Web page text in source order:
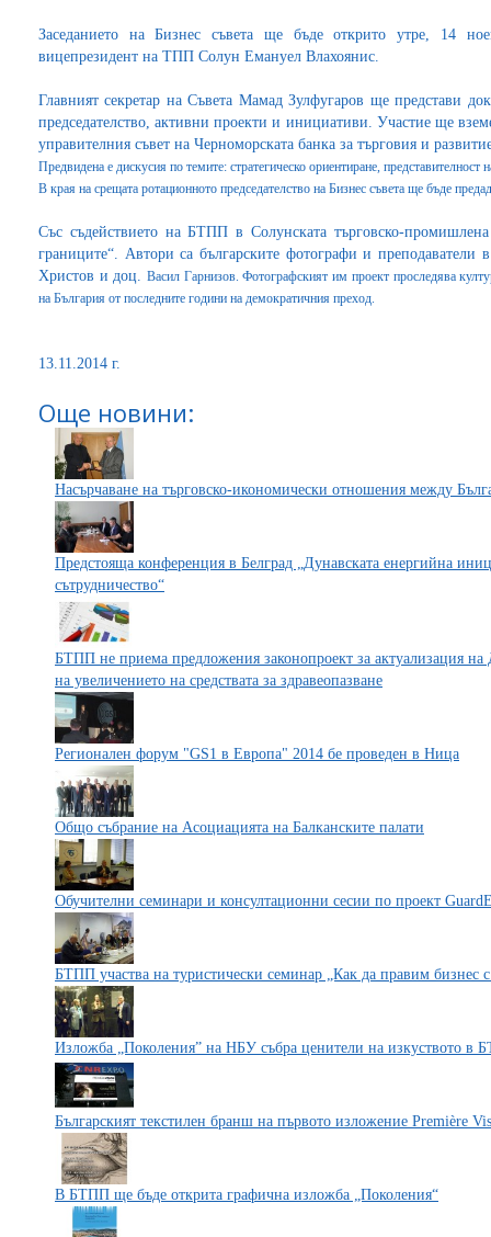
Заседанието на Бизнес съвета ще бъде открито утре, 14
вицепрезидент на ТПП Солун Емануел Влахоянис.
Главният секретар на Съвета Мамад Зулфугаров ще представи
председателство, активни проекти и инициативи. Участие ще
управителния съвет на Черноморската банка за търговия и
Предвидена е дискусия по темите: стратегическо ориентиране, представителност
В края на срещата ротационното председателство на Бизнес съвета ще бъде
Със съдействието на БТПП в Солунската търговско-
границите“. Автори са българските фотографи и
Христов и доц.Васил Гарнизов. Фотографският им проект проследява
на България от последните години на демократичния преход.
13.11.2014 г.
Още новини:
Насърчаване на търговско-икономически отношения между
Предстояща конференция в Белград „Дунавската енергийна
сътрудничество“
БТПП не приема предложения законопроект за актуализация
на увеличението на средствата за здравеопазване
Регионален форум "GS1 в Европа" 2014 бе проведен в Ница
Общо събрание на Асоциацията на Балканските палати
Обучителни семинари и консултационни сесии по проект
БТПП участва на туристически семинар „Как да правим
Изложба „Поколения” на НБУ събра ценители на изкуството в
Българският текстилен бранш на първото изложение Première
В БТПП ще бъде открита графична изложба „Поколения“